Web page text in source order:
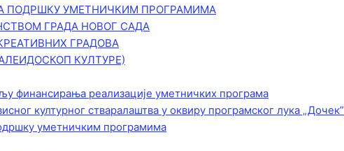
ПОДРШКУ УМЕТНИЧКИМ ПРОГРАМИМА
ГРАДА НОВОГ САДА
ГРАДОВА
КУЛТУРЕ)
финансирања реализације уметничких програма
културног стваралаштва у оквиру програмског лука „Дочек”
уметничким програмима